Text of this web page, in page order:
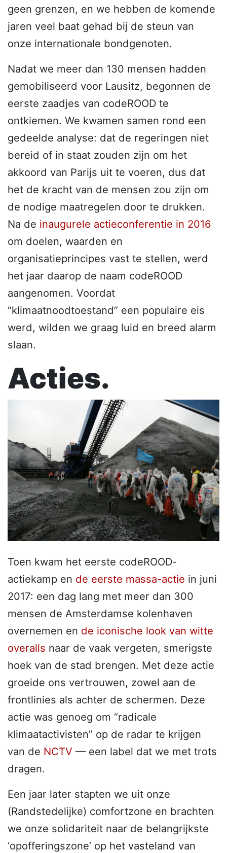
geen grenzen, en we hebben de komende
jaren veel baat gehad bij de steun van
onze internationale bondgenoten.
Nadat we meer dan 130 mensen hadden
gemobiliseerd voor Lausitz, begonnen de
eerste zaadjes van codeROOD te
ontkiemen. We kwamen samen rond een
gedeelde analyse: dat de regeringen niet
bereid of in staat zouden zijn om het
akkoord van Parijs uit te voeren, dus dat
het de kracht van de mensen zou zijn om
de nodige maatregelen door te drukken.
Na de inaugurele actieconferentie in 2016
om doelen, waarden en
organisatieprincipes vast te stellen, werd
het jaar daarop de naam codeROOD
aangenomen. Voordat
“klimaatnoodtoestand” een populaire eis
werd, wilden we graag luid en breed alarm
slaan.
Acties.
Toen kwam het eerste codeROOD-
actiekamp en de eerste massa-actie in juni
2017: een dag lang met meer dan 300
mensen de Amsterdamse kolenhaven
overnemen en de iconische look van witte
overalls naar de vaak vergeten, smerigste
hoek van de stad brengen. Met deze actie
groeide ons vertrouwen, zowel aan de
frontlinies als achter de schermen. Deze
actie was genoeg om “radicale
klimaatactivisten” op de radar te krijgen
van de NCTV — een label dat we met trots
dragen.
Een jaar later stapten we uit onze
(Randstedelijke) comfortzone en brachten
we onze solidariteit naar de belangrijkste
‘opofferingszone’ op het vasteland van